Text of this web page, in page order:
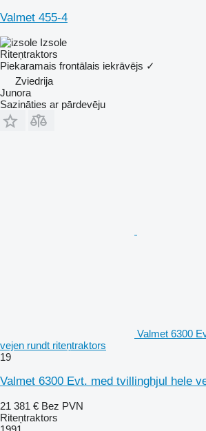
Valmet 455-4
Izsole
Riteņtraktors
Piekaramais frontālais iekrāvējs ✓
Zviedrija
Junora
Sazināties ar pārdevēju
Valmet 6300
vejen rundt riteņtraktors
19
Valmet 6300 Evt. med tvillinghjul hele
21 381 € Bez PVN
Riteņtraktors